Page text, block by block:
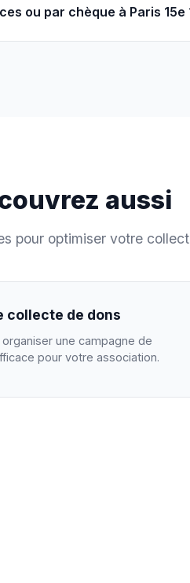
ou par chèque à Paris 15e
aussi
pour optimiser votre
collecte de dons
une campagne de
pour votre association.